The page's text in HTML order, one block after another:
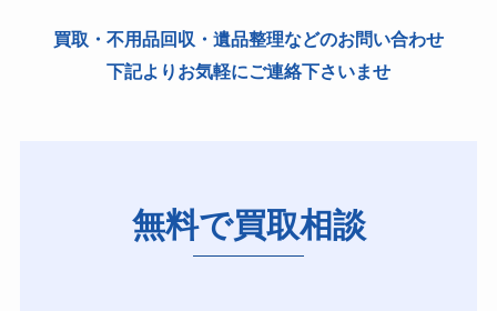
買取・不用品回収・遺品整理などのお問い合わせ
下記よりお気軽にご連絡下さいませ
無料で買取相談